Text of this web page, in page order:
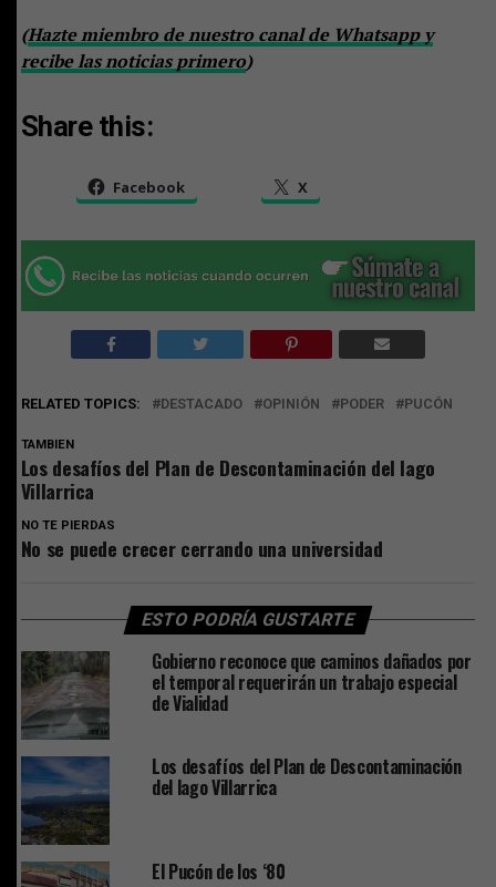
(Hazte miembro de nuestro canal de Whatsapp y
recibe las noticias primero)
Share this:
Facebook X
RELATED TOPICS: DESTACADO OPINIÓN PODER PUCÓN
TAMBIEN
Los desafíos del Plan de Descontaminación del lago
Villarrica
NO TE PIERDAS
No se puede crecer cerrando una universidad
ESTO PODRÍA GUSTARTE
Gobierno reconoce que caminos dañados por
el temporal requerirán un trabajo especial
de Vialidad
Los desafíos del Plan de Descontaminación
del lago Villarrica
El Pucón de los ‘80